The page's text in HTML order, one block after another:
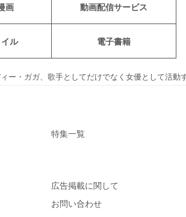
画 動画配信サービス
ル 電子書籍
ー・ガガ、歌手としてだけでなく女優として活動
特集一覧
広告掲載に関して
お問い合わせ